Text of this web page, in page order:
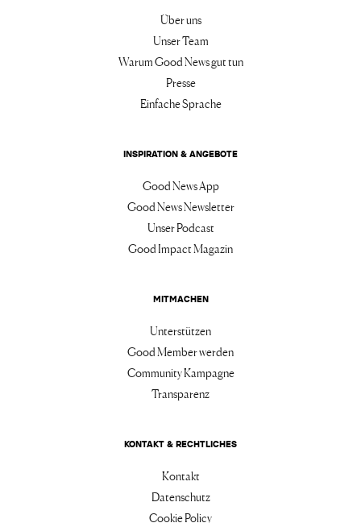
Über uns
Unser Team
Warum Good News gut tun
Presse
Einfache Sprache
INSPIRATION & ANGEBOTE
Good News App
Good News Newsletter
Unser Podcast
Good Impact Magazin
MITMACHEN
Unterstützen
Good Member werden
Community Kampagne
Transparenz
KONTAKT & RECHTLICHES
Kontakt
Datenschutz
Cookie Policy